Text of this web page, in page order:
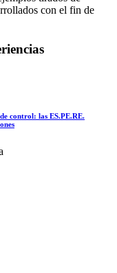
con el fin de
control: las ES.PE.RE.